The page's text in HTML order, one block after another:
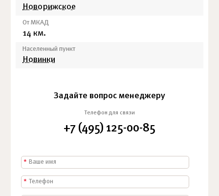
Новорижское
От МКАД
14 км.
Населенный пункт
Новинки
Задайте вопрос менеджеру
Телефон для связи
+7 (495) 125-00-85
*
*